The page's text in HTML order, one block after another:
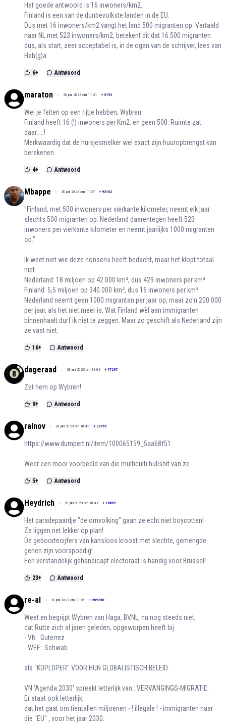
Het goede antwoord is 16 inwoners/km2.
Finland is een van de dunbevolkste landen in de EU.
Dus met 16 inwoners/km2 vangt het land 500 migranten op. Vertaald
naar NL met 523 inwoners/km2, betekent dit dat 16.500 migranten
dus, als start, zeer acceptabel is, in de ogen van de schrijver, lees van
Hah(g)a.
6+ Antwoord
maraton 28 juni 2023 om 11:31 + 3192
Wel je feiten op een rijtje hebben, Wybren
Finland heeft 16 (!) inwoners per Km2. en geen 500. Ruimte zat
daar.....!
Merkwaardig dat de huisjesmelker wel exact zijn huuropbrengst kan
berekenen.
4+ Antwoord
Mbappe 28 juni 2023 om 11:27 + 93102
"Finland, met 500 inwoners per vierkante kilometer, neemt elk jaar
slechts 500 migranten op. Nederland daarentegen heeft 523
inwoners per vierkante kilometer en neemt jaarlijks 1000 migranten
op."
Ik weet niet wie deze nonsens heeft bedacht, maar het klopt totaal
niet.
Nederland: 18 miljoen op 42.000 km², dus 429 inwoners per km².
Finland: 5,5 miljoen op 340.000 km², dus 16 inwoners per km².
Nederland neemt geen 1000 migranten per jaar op, maar zo'n 200.000
per jaar, als het niet meer is. Wat Finland wèl aan immigranten
binnenhaalt durf ik niet te zeggen. Maar zo geschift als Nederland zijn
ze vast niet.
16+ Antwoord
dageraad 28 juni 2023 om 11:03 + 77297
Zet hem op Wybren!
9+ Antwoord
ralnov 28 juni 2023 om 10:49 + 20055
https://www.dumpert.nl/item/100065159_5aa68f51
Weer een mooi voorbeeld van die multiculti bullshit van ze.
5+ Antwoord
Heydrich 28 juni 2023 om 10:41 + 18809
Het paradepaardje "de omvolking" gaan ze echt niet boycotten!
Ze liggen net lekker op plan!
De geboortecijfers van kansloos kroost met slechte, gemengde
genen zijn voorspoedig!
Een verstandelijk gehandicapt electoraat is handig voor Brussel!
23+ Antwoord
re-al 28 juni 2023 om 10:36 + 209788
Weet en begrijpt Wybren van Haga, BVNL, nu nog steeds niet,
dat Rutte zich al jaren geleden, opgeworpen heeft bij
- VN : Guterrez
- WEF : Schwab
als "KOPLOPER" VOOR HUN GLOBALISTISCH BELEID.
VN 'Agenda 2030' spreekt letterlijk van : VERVANGINGS-MIGRATIE.
Er staat ook letterlijk,
dat het gaat om tientallen miljoenen - ! illegale ! - immigranten naar
die "EU" , voor het jaar 2030.